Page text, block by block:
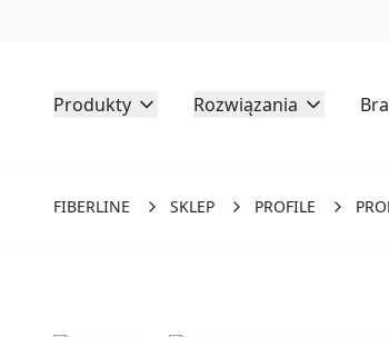
Produkty Rozwiązania
FIBERLINE SKLEP PROFILE